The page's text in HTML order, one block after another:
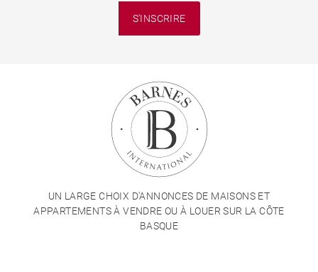
S'INSCRIRE
UN LARGE CHOIX D'ANNONCES DE MAISONS ET
APPARTEMENTS À VENDRE OU À LOUER SUR LA CÔTE
BASQUE